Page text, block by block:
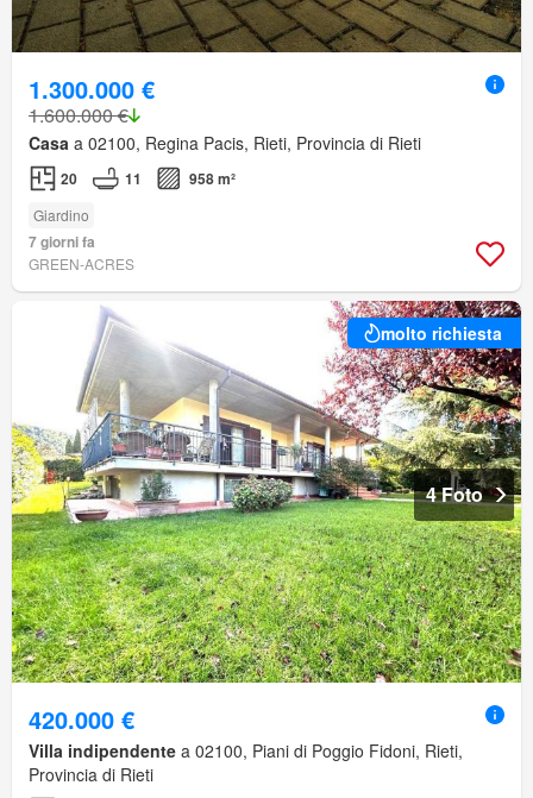
1.300.000 €
1.600.000 €
Casa a 02100, Regina Pacis, Rieti, Provincia di Rieti
20 11 958 m²
Giardino
7 giorni fa
GREEN-ACRES
molto richiesta
4 Foto
420.000 €
Villa indipendente a 02100, Piani di Poggio Fidoni, Rieti,
Provincia di Rieti